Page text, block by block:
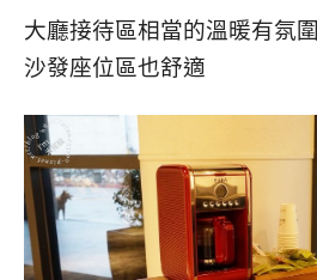
大廳接待區相當的溫暖有氛圍
沙發座位區也舒適